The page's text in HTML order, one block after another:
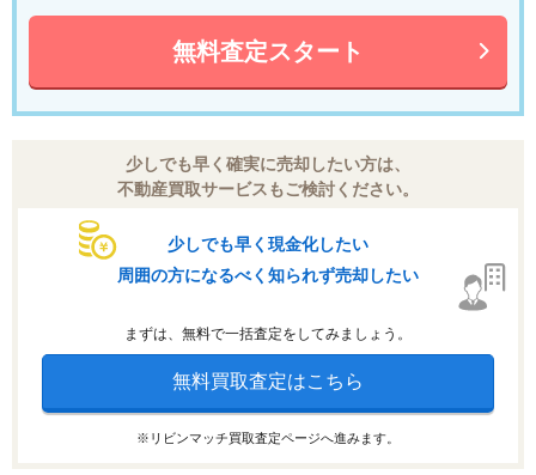
無料査定スタート
少しでも早く確実に売却したい方は、
不動産買取サービスもご検討ください。
少しでも早く現金化したい
周囲の方になるべく知られず売却したい
まずは、無料で一括査定をしてみましょう。
無料買取査定はこちら
※リビンマッチ買取査定ページへ進みます。